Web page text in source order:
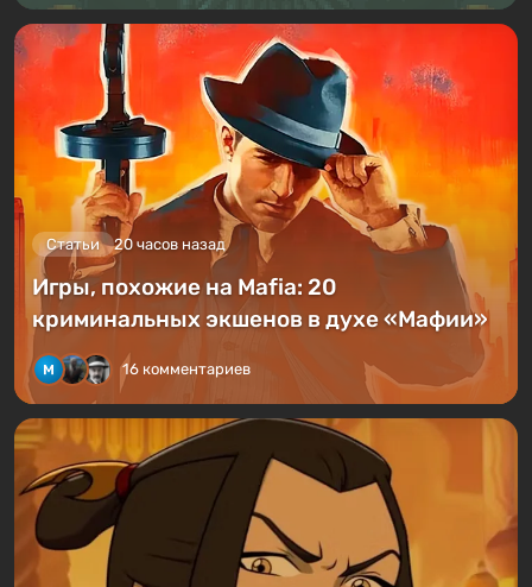
Статьи 20 часов назад
Игры, похожие на Mafia: 20
криминальных экшенов в духе «Мафии»
16 комментариев